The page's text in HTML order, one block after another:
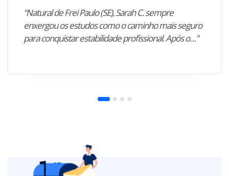
“Natural de Frei Paulo (SE), Sarah C. sempre
enxergou os estudos como o caminho mais seguro
para conquistar estabilidade profissional. Após o…”